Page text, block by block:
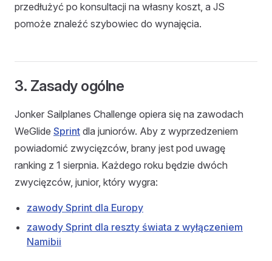
przedłużyć po konsultacji na własny koszt, a JS
pomoże znaleźć szybowiec do wynajęcia.
3. Zasady ogólne
Jonker Sailplanes Challenge opiera się na zawodach
WeGlide Sprint dla juniorów. Aby z wyprzedzeniem
powiadomić zwycięzców, brany jest pod uwagę
ranking z 1 sierpnia. Każdego roku będzie dwóch
zwycięzców, junior, który wygra:
zawody Sprint dla Europy
zawody Sprint dla reszty świata z wyłączeniem
Namibii